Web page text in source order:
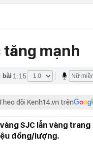
tăng mạnh
bài 1:15
dõi Kenh14.vn trên
SJC lẫn vàng trang
đồng/lượng.